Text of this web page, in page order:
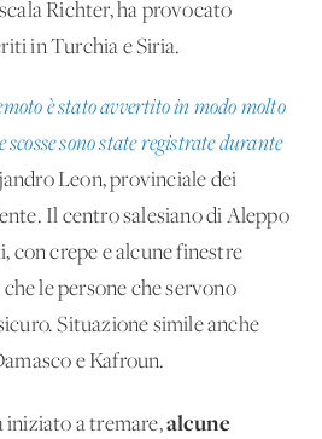
Richter, ha provocato
in Turchia e Siria.
è stato avvertito in modo molto
sono state registrate durante
Leon, provinciale dei
Il centro salesiano di Aleppo
con crepe e alcune finestre
le persone che servono
Situazione simile anche
e Kafroun.
iniziato a tremare,alcune